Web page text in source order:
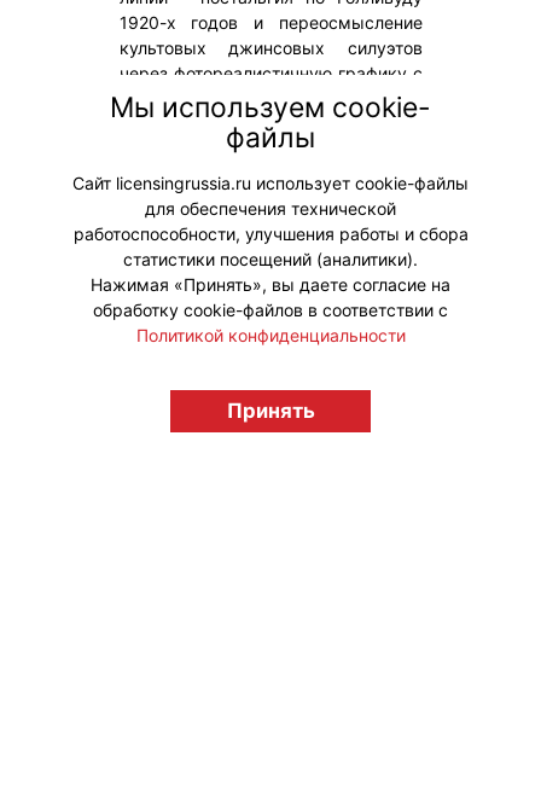
1920-х годов и переосмысление
культовых джинсовых силуэтов
через фотореалистичную графику с
участием знаменитых желтых
персонажей. Мировая премьера
фильма состоится 1 июля 2026
года.
#Коллаборации #ПродвижениеБренда
licensingrussia.ru, 2009-2026 12+
Мы используем cookie-
файлы
Сайт licensingrussia.ru использует cookie-файлы
для обеспечения технической
работоспособности, улучшения работы и сбора
статистики посещений (аналитики).
Нажимая «Принять», вы даете согласие на
обработку cookie-файлов в соответствии с
Политикой конфиденциальности
Принять